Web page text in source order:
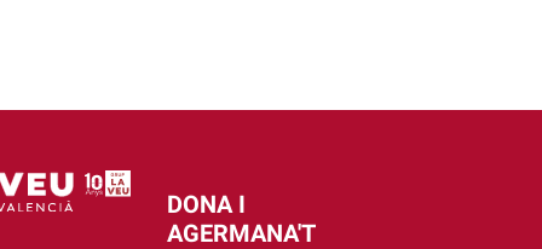
DONA I
AGERMANA'T